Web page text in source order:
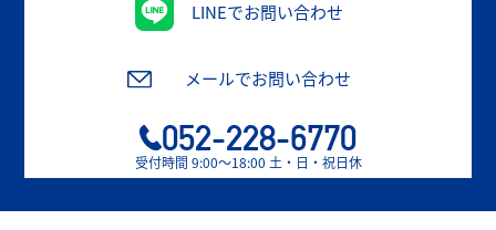
LINEでお問い合わせ
メールでお問い合わせ
052-228-6770
受付時間 9:00〜18:00 土・日・祝日休